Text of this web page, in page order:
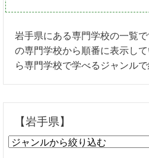
岩手県にある専門学校の一覧
の専門学校から順番に表示し
ら専門学校で学べるジャンル
【岩手県】